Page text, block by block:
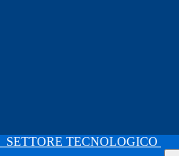
SETTORE TECNOLOGICO